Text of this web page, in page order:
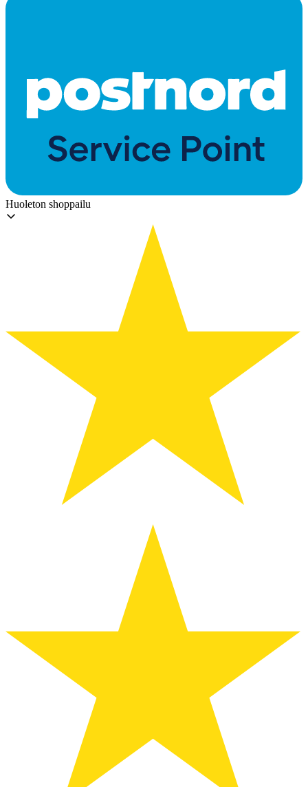
Huoleton shoppailu